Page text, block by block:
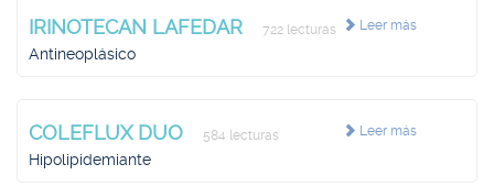
Leer más
IRINOTECAN LAFEDAR 722 lecturas
Antineoplásico
Leer más
COLEFLUX DUO 584 lecturas
Hipolipidemiante